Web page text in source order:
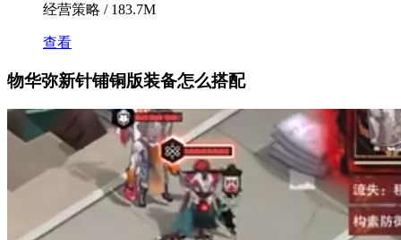
经营策略 / 183.7M
查看
物华弥新针铺铜版装备怎么搭配